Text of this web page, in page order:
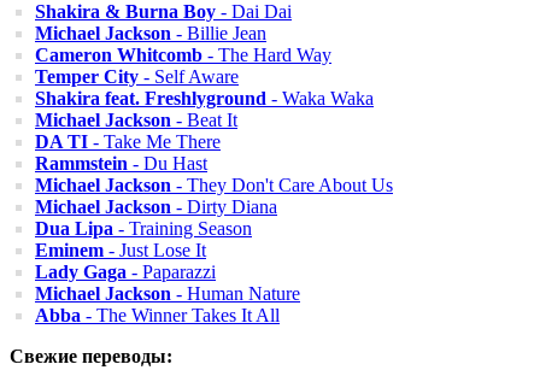
Shakira & Burna Boy - Dai Dai
Michael Jackson - Billie Jean
Cameron Whitcomb - The Hard Way
Temper City - Self Aware
Shakira feat. Freshlyground - Waka Waka
Michael Jackson - Beat It
DA TI - Take Me There
Rammstein - Du Hast
Michael Jackson - They Don't Care About Us
Michael Jackson - Dirty Diana
Dua Lipa - Training Season
Eminem - Just Lose It
Lady Gaga - Paparazzi
Michael Jackson - Human Nature
Abba - The Winner Takes It All
Свежие переводы: